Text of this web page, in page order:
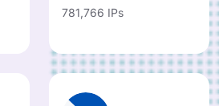
781,766 IPs